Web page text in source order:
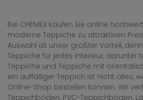
Bei CHEMEX kaufen Sie online
moderne Teppiche zu attraktiven
Auswahl ist unser größter Vorteil,
Teppiche für jedes Interieur, darunter
Teppiche und Teppiche mit
ein auffälliger Teppich ist nicht alles,
Online-Shop bestellen können. Wir
Teppichböden, PVC-Teppichböden,